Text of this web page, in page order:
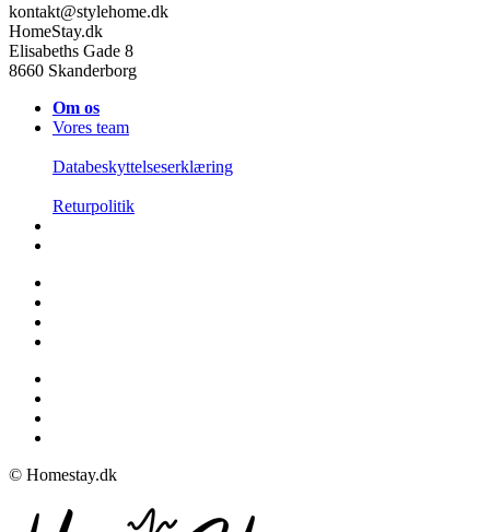
kontakt@stylehome.dk
HomeStay.dk
Elisabeths Gade 8
8660 Skanderborg
Om os
Vores team
Databeskyttelseserklæring
Returpolitik
© Homestay.dk